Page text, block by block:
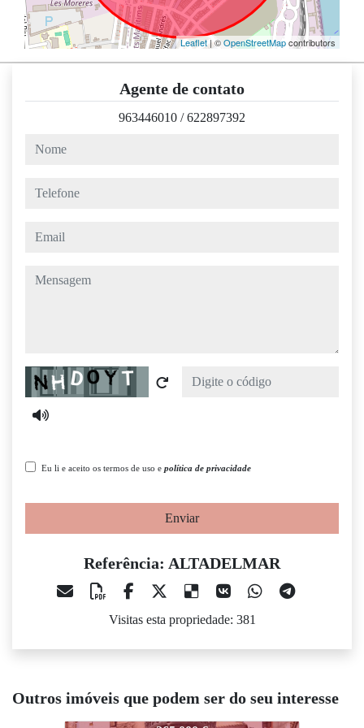
Leaflet| ©OpenStreetMapcontributors
Agente de contato
963446010 /622897392
nome
telefone
email
mensagem
Captcha
Eu li e aceito os termos de uso e política de privacidade
Enviar
Referência: ALTADELMAR
Visitas esta propriedade: 381
Outros imóveis que podem ser do seu interesse